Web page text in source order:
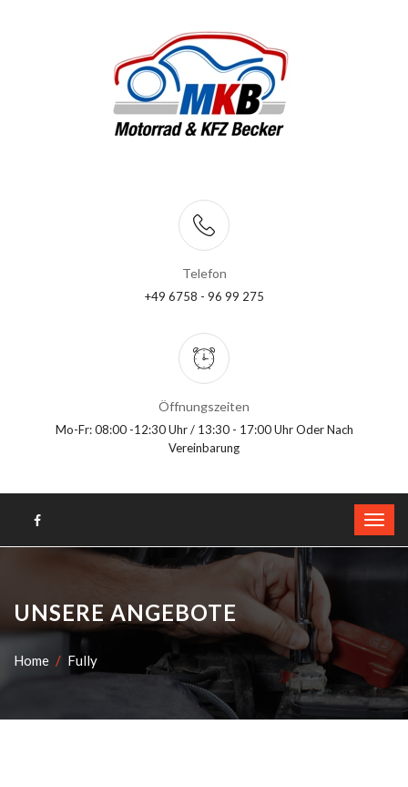
Telefon
+49 6758 - 96 99 275
Öffnungszeiten
Mo-Fr: 08:00 -12:30 Uhr / 13:30 - 17:00 Uhr Oder Nach
Vereinbarung
UNSERE ANGEBOTE
Home Fully